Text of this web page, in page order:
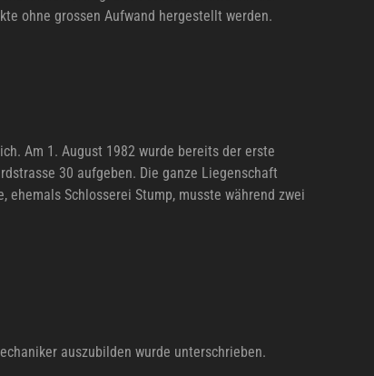
ohne grossen Aufwand hergestellt werden.
Am 1. August 1982 wurde bereits der erste
30 aufgeben. Die ganze Liegenschaft
Schlosserei Stump, musste während zwei
auszubilden wurde unterschrieben.